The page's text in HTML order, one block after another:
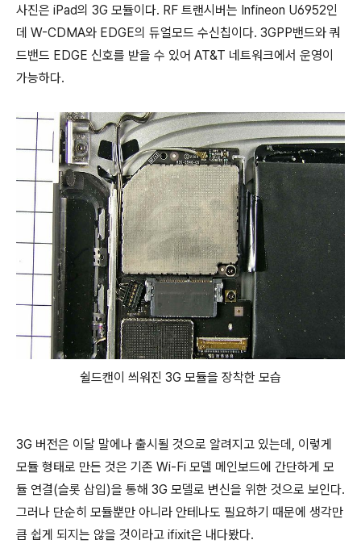
사진은 iPad의 3G 모듈이다. RF 트랜시버는 Infineon U6952인
데 W-CDMA와 EDGE의 듀얼모드 수신칩이다. 3GPP밴드와 쿼
드밴드 EDGE 신호를 받을 수 있어 AT&T 네트워크에서 운영이
가능하다.
쉴드캔이 씌워진 3G 모듈을 장착한 모습
3G 버전은 이달 말에나 출시될 것으로 알려지고 있는데, 이렇게
모듈 형태로 만든 것은 기존 Wi-Fi 모델 메인보드에 간단하게 모
듈 연결(슬롯 삽입)을 통해 3G 모델로 변신을 위한 것으로 보인다.
그러나 단순히 모듈뿐만 아니라 안테나도 필요하기 때문에 생각만
큼 쉽게 되지는 않을 것이라고 ifixit은 내다봤다.